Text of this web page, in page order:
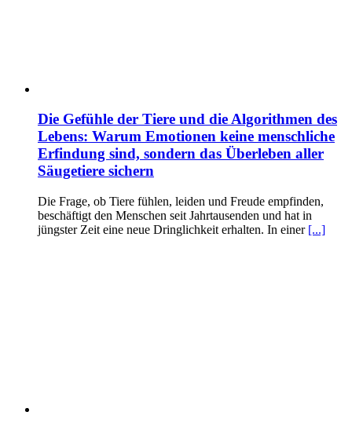
Die Gefühle der Tiere und die Algorithmen des
Lebens: Warum Emotionen keine menschliche
Erfindung sind, sondern das Überleben aller
Säugetiere sichern
Die Frage, ob Tiere fühlen, leiden und Freude empfinden,
beschäftigt den Menschen seit Jahrtausenden und hat in
jüngster Zeit eine neue Dringlichkeit erhalten. In einer [...]